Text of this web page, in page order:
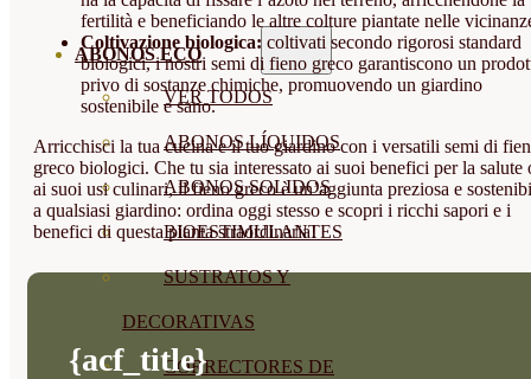
ABONOS ECO
VER TODOS
ABONOS LÍQUIDOS
ABONOS SOLIDOS
BIOESTIMULANTES
SUSTRATOS Y
DECORATIVAS
CORRECTORES DE
fertilità e beneficiando le altre colture piantate nelle
Coltivazione biologica: coltivati secondo rigorosi standard
biologici, i nostri semi di fieno greco garantiscono un
privo di sostanze chimiche, promuovendo un giardino
sostenibile e sano.
Arricchisci la tua cucina e il tuo giardino con i versatili semi di
greco biologici. Che tu sia interessato ai suoi benefici per la salute
ai suoi usi culinari, il fieno greco è un’aggiunta preziosa e
a qualsiasi giardino: ordina oggi stesso e scopri i ricchi sapori e i
benefici di questa pianta straordinaria!
{acf_title}